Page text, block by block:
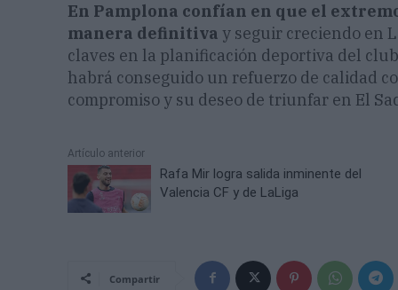
En Pamplona confían en que el
manera definitiva y seguir creciendo en
claves en la planificación deportiva del
habrá conseguido un refuerzo de calidad
compromiso y su deseo de triunfar en El
Artículo anterior
Rafa Mir logra salida inminente del
Valencia CF y de LaLiga
Compartir